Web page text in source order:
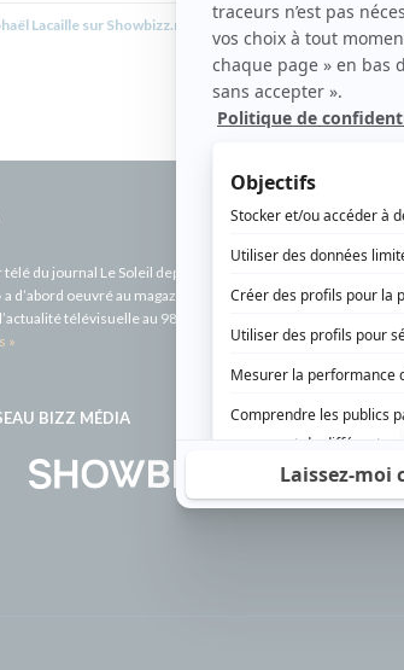
Lacaille sur Showbizz.net
du journal Le Soleil depuis 2001, Richard Therrien
d’abord oeuvré au magazine TV Hebdo de 1996 à 2001. Sa
télévisuelle au 98,5.
»
BIZZ MÉDIA